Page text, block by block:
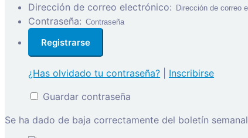
Dirección de correo electrónico:
Contraseña:
¿Has olvidado tu contraseña?
Inscribirse
Guardar contraseña
Se ha dado de baja correctamente del boletín semanal